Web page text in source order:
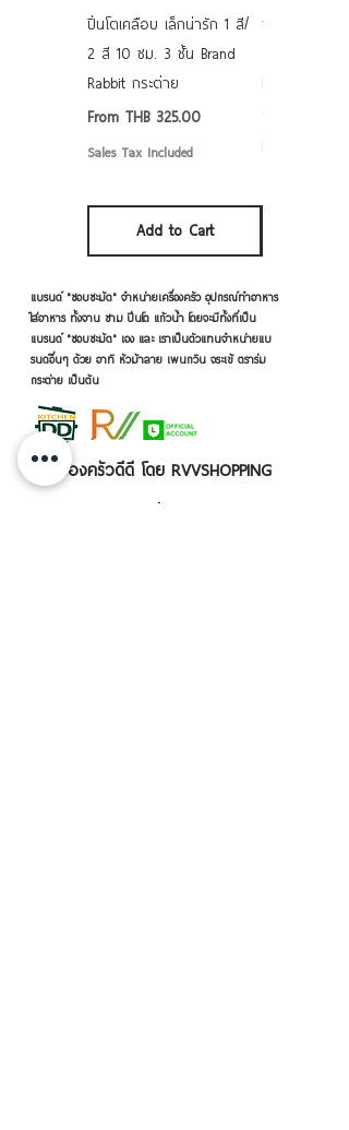
ปิ่นโตเคลือบ เล็กน่ารัก 1 สี/
2 สี 10 ซม. 3 ชั้น Brand
Rabbit กระต่าย
From THB 325.00
Sale Price
Sales Tax Included
Add to Cart
ชามเคลือบ
แบรนด์ "ชอบชะมัด" จำหน่ายเครื่องครัว อุปกรณ์ทำอาหาร
ใส่อาหาร ทั้งจาน ชาม ปิ่นโต แก้วน้ำ โดยจะมีทั้งที่เป็น
แบรนด์ "ชอบชะมัด" เอง และ เราเป็นตัวแทนจำหน่ายแบ
รนด์อื่นๆ ด้วย อาทิ หัวม้าลาย เพนกวิน จระเข้ ตราร่ม
กระต่าย เป็นต้น
เครื่องครัวดีดี โดย RVVSHOPPING